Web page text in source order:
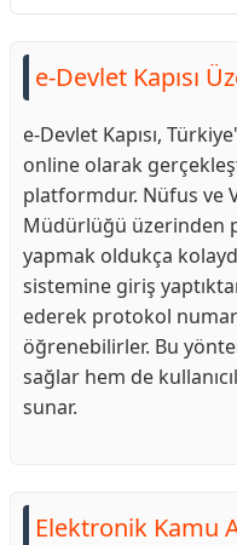
e-Devlet Kapısı
e-Devlet Kapısı,
online olarak
platformdur. Nüfus ve
Müdürlüğü üzerinden
yapmak oldukça
sistemine giriş
ederek protokol
öğrenebilirler. Bu
sağlar hem de
sunar.
Elektronik Kamu